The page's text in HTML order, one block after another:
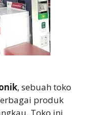
, sebuah toko
produk